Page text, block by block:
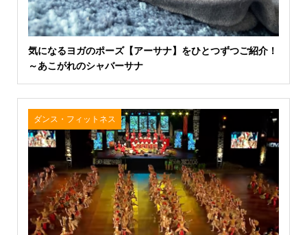
気になるヨガのポーズ【アーサナ】をひとつずつご紹介！
～あこがれのシャバーサナ
ダンス・フィットネス